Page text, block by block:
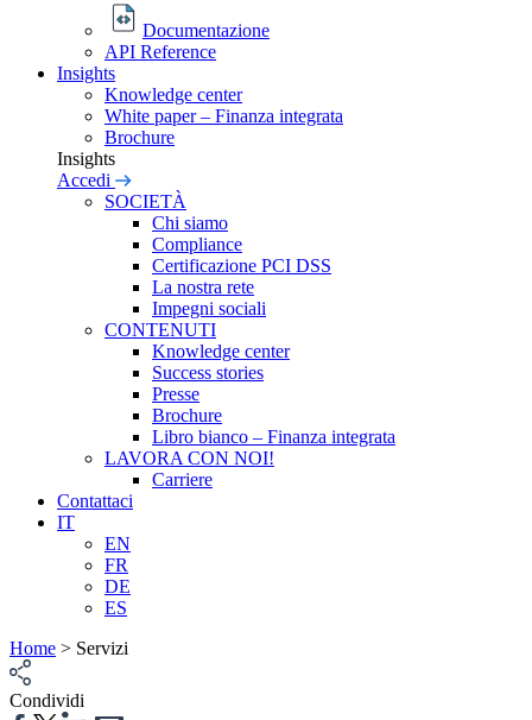
Documentazione
API Reference
Insights
Knowledge center
White paper – Finanza integrata
Brochure
Insights
Accedi
SOCIETÀ
Chi siamo
Compliance
Certificazione PCI DSS
La nostra rete
Impegni sociali
CONTENUTI
Knowledge center
Success stories
Presse
Brochure
Libro bianco – Finanza integrata
LAVORA CON NOI!
Carriere
Contattaci
IT
EN
FR
DE
ES
Home > Servizi
Condividi